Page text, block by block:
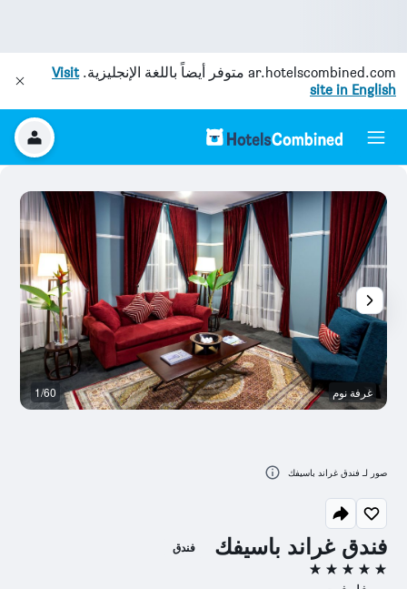
ar.hotelscombined.com متوفر أيضاً باللغة الإنجليزية.Visit
site in English
فندق غراند باسيفك فندق
5 نجوم
غرفة نوم 1/60
صور لـ فندق غراند باسيفك